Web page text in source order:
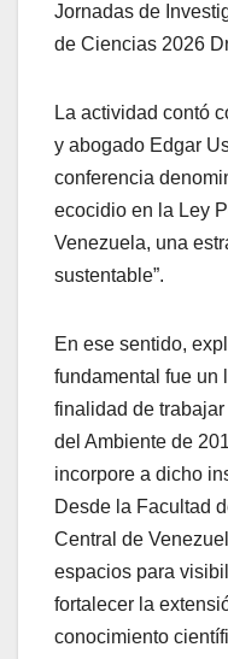
Jornadas de
de Ciencias 2026
La actividad contó
y abogado Edgar
conferencia
ecocidio en la Ley
Venezuela, una
sustentable”.
En ese sentido,
fundamental fue un
finalidad de
del Ambiente de
incorpore a dicho
Desde la Facultad
Central de
espacios para
fortalecer la
conocimiento